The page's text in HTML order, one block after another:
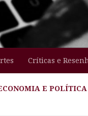
Críticas e
E POLÍTICA